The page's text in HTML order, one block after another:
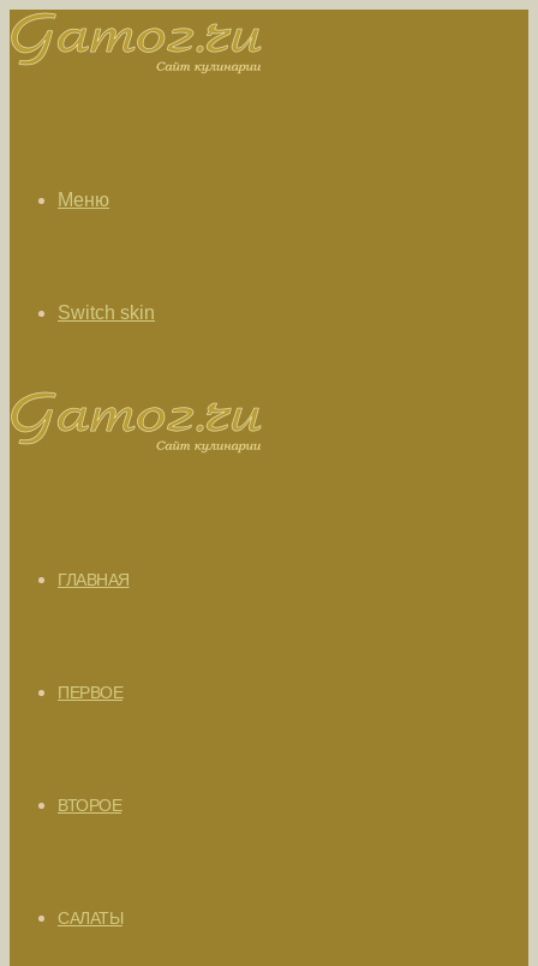
Меню
Switch skin
ГЛАВНАЯ
ПЕРВОЕ
ВТОРОЕ
САЛАТЫ